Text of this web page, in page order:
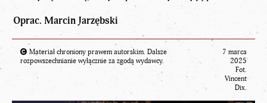
Oprac. Marcin Jarzębski
Materiał chroniony prawem autorskim. Dalsze
rozpowszechnianie wyłącznie za zgodą wydawcy.
7 marca
2025
Fot.
Vincent
Dix.